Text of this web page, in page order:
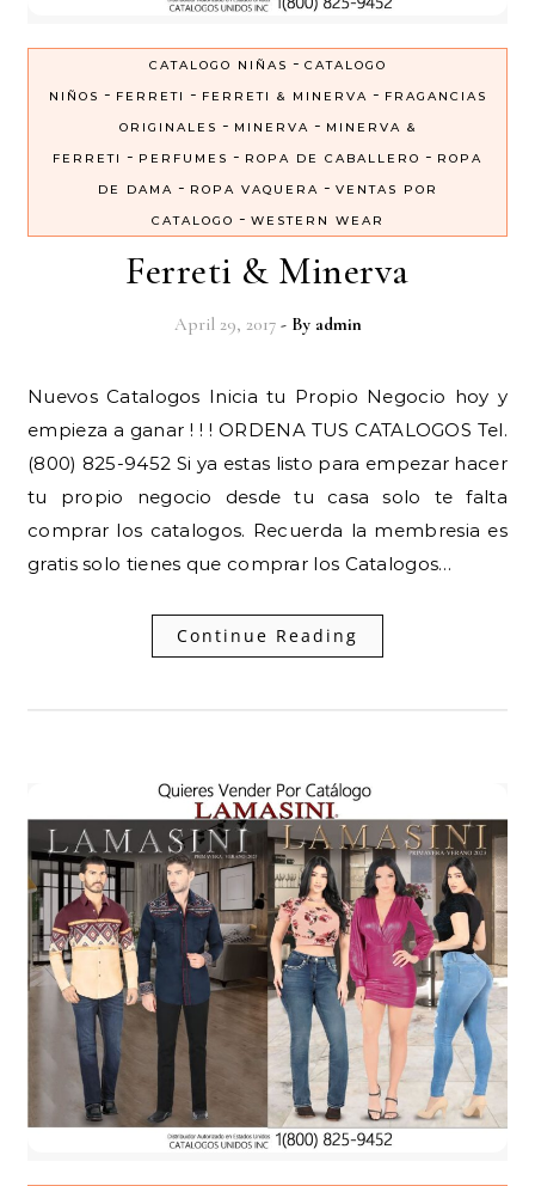
CATALOGO NIÑAS - CATALOGO
NIÑOS - FERRETI - FERRETI & MINERVA - FRAGANCIAS
ORIGINALES - MINERVA - MINERVA &
FERRETI
- PERFUMES - ROPA DE CABALLERO - ROPA
DE DAMA - ROPA VAQUERA - VENTAS POR
CATALOGO - WESTERN WEAR
Ferreti & Minerva
April 29, 2017 - By admin
Nuevos Catalogos Inicia tu Propio Negocio hoy y
empieza a ganar ! ! ! ORDENA TUS CATALOGOS Tel.
(800) 825-9452 Si ya estas listo para empezar hacer
tu propio negocio desde tu casa solo te falta
comprar los catalogos. Recuerda la membresia es
gratis solo tienes que comprar los Catalogos…
Continue Reading